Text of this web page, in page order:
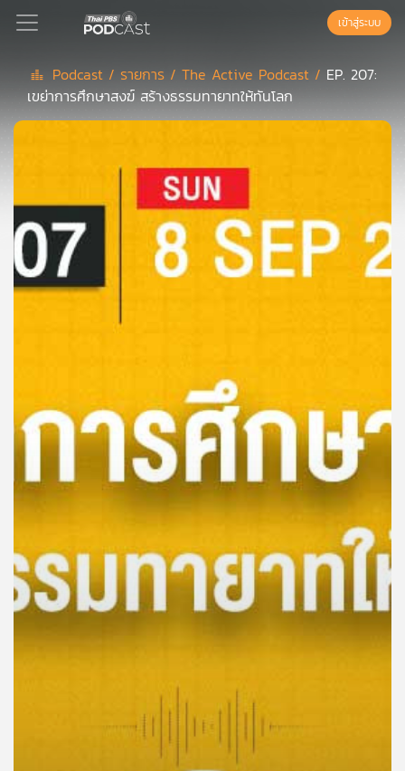
Podcast
ลิ
สต์
แนะนำ
คุณ
เพลง
บทความ
ข่าว
และ
เข้าสู่ระบบ
Podcast / รายการ /The Active Podcast / EP. 207:
เขย่าการศึกษาสงฆ์ สร้างธรรมทายาทให้ทันโลก